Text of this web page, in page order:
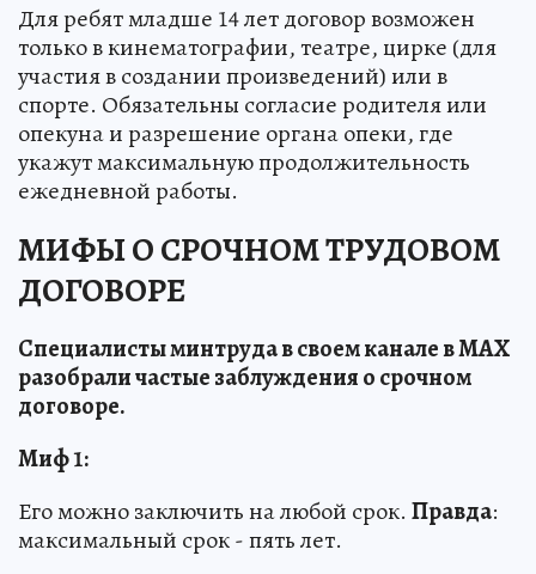
Для ребят младше 14 лет договор возможен
только в кинематографии, театре, цирке (для
участия в создании произведений) или в
спорте. Обязательны согласие родителя или
опекуна и разрешение органа опеки, где
укажут максимальную продолжительность
ежедневной работы.
МИФЫ О СРОЧНОМ ТРУДОВОМ
ДОГОВОРЕ
Специалисты минтруда в своем канале в МАХ
разобрали частые заблуждения о срочном
договоре.
Миф 1:
Его можно заключить на любой срок. Правда:
максимальный срок - пять лет.